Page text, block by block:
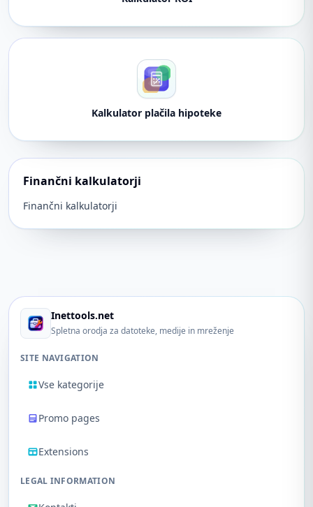
Kalkulator plačila hipoteke
Finančni kalkulatorji
Finančni kalkulatorji
Inettools.net
Spletna orodja za datoteke, medije in mreženje
SITE NAVIGATION
Vse kategorije
Promo pages
Extensions
LEGAL INFORMATION